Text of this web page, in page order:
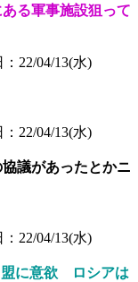
る軍事施設狙って
22/04/13(水)
22/04/13(水)
議があったとかニ
22/04/13(水)
盟に意欲 ロシアは